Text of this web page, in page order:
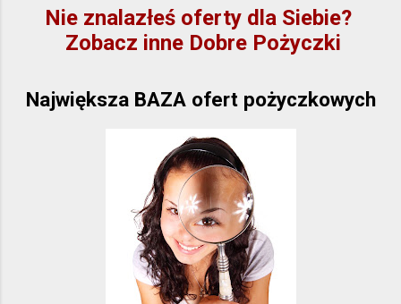
Nie znalazłeś oferty dla Siebie?
Zobacz inne Dobre Pożyczki
Największa BAZA ofert pożyczkowych